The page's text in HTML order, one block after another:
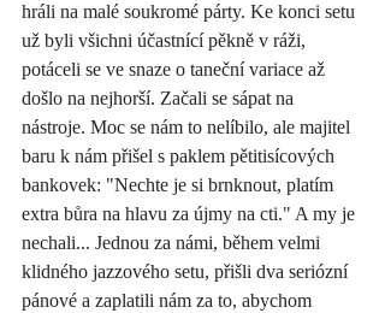
hráli na malé soukromé párty. Ke konci setu
už byli všichni účastnící pěkně v ráži,
potáceli se ve snaze o taneční variace až
došlo na nejhorší. Začali se sápat na
nástroje. Moc se nám to nelíbilo, ale majitel
baru k nám přišel s paklem pětitisícových
bankovek: "Nechte je si brnknout, platím
extra bůra na hlavu za újmy na cti." A my je
nechali... Jednou za námi, během velmi
klidného jazzového setu, přišli dva seriózní
pánové a zaplatili nám za to, abychom